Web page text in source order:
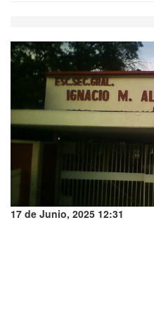
17 de Junio, 2025 12:31